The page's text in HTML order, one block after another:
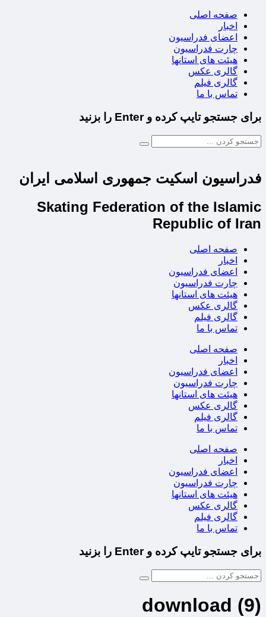
صفحه اصلی
اخبار
اعضای فدراسیون
چارت فدراسیون
هیئت های استانها
گالری عکس
گالری فیلم
تماس با ما
برای جستجو تایپ کرده و Enter را بزنید
فدراسیون اسکیت جمهوری اسلامی ایران
Skating Federation of the Islamic
Republic of Iran
صفحه اصلی
اخبار
اعضای فدراسیون
چارت فدراسیون
هیئت های استانها
گالری عکس
گالری فیلم
تماس با ما
صفحه اصلی
اخبار
اعضای فدراسیون
چارت فدراسیون
هیئت های استانها
گالری عکس
گالری فیلم
تماس با ما
صفحه اصلی
اخبار
اعضای فدراسیون
چارت فدراسیون
هیئت های استانها
گالری عکس
گالری فیلم
تماس با ما
برای جستجو تایپ کرده و Enter را بزنید
download (9)